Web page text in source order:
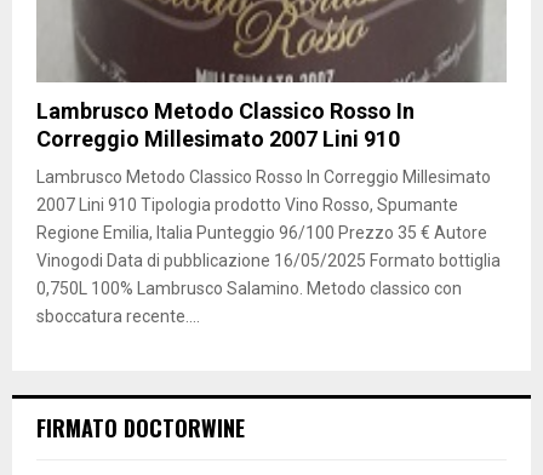
Lambrusco Metodo Classico Rosso In
Correggio Millesimato 2007 Lini 910
Lambrusco Metodo Classico Rosso In Correggio Millesimato
2007 Lini 910 Tipologia prodotto Vino Rosso, Spumante
Regione Emilia, Italia Punteggio 96/100 Prezzo 35 € Autore
Vinogodi Data di pubblicazione 16/05/2025 Formato bottiglia
0,750L 100% Lambrusco Salamino. Metodo classico con
sboccatura recente....
FIRMATO DOCTORWINE